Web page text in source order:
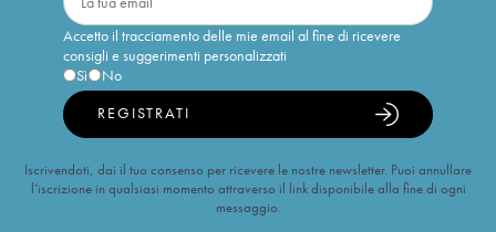
Accetto il tracciamento delle mie email al fine di ricevere
consigli e suggerimenti personalizzati
Sì
No
REGISTRATI
Iscrivendoti, dai il tuo consenso per ricevere le nostre newsletter. Puoi annullare
l’iscrizione in qualsiasi momento attraverso il link disponibile alla fine di ogni
messaggio.